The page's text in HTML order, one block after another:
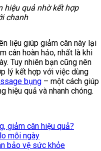
hiệu quả nhờ kết hợp
chanh
liệu giúp giảm cân này lại
cân hoàn hảo, nhất là khi
Tuy nhiên bạn cũng nên
lý kết hợp với việc dùng
bụng – một cách giúp
hiệu quả và nhanh chóng.
giảm cân hiệu quả?
mỗi ngày
bảo vệ sức khỏe